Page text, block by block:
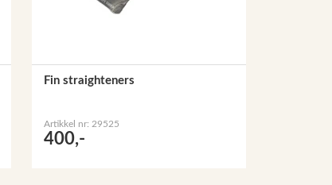
Fin straighteners
Artikkel nr: 29525
400,-